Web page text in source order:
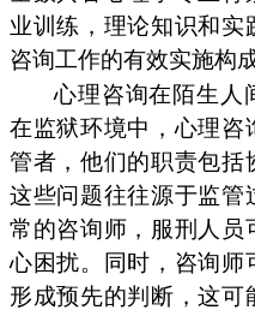
业训练，理论知识和实
咨询工作的有效实施构
心理咨询在陌生人
在监狱环境中，心理咨
管者，他们的职责包括
这些问题往往源于监管
常的咨询师，服刑人员
心困扰。同时，咨询师
形成预先的判断，这可